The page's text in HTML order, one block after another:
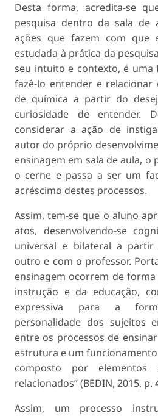
Desta forma, acredita-se
pesquisa dentro da sala de
ações que fazem com que
estudada à prática da
seu intuito e contexto, é uma
fazê-lo entender e
de química a partir do
curiosidade de entender.
considerar a ação de
autor do próprio
ensinagem em sala de aula, o
o cerne e passa a ser um
acréscimo destes processos.
Assim, tem-se que o aluno
atos, desenvolvendo-se
universal e bilateral a
outro e com o professor.
ensinagem ocorrem de
instrução e da educação,
expressiva para a
personalidade dos sujeitos
entre os processos de
estrutura e um
composto por elementos
relacionados” (BEDIN, 2015, p.
Assim, um processo